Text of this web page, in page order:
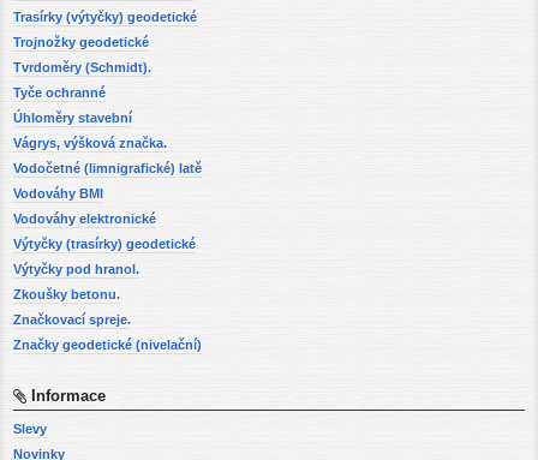
Trasírky (výtyčky) geodetické
Trojnožky geodetické
Tvrdoměry (Schmidt).
Tyče ochranné
Úhloměry stavební
Vágrys, výšková značka.
Vodočetné (limnigrafické) latě
Vodováhy BMI
Vodováhy elektronické
Výtyčky (trasírky) geodetické
Výtyčky pod hranol.
Zkoušky betonu.
Značkovací spreje.
Značky geodetické (nivelační)
Informace
Slevy
Novinky